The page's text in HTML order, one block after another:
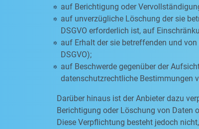
auf Berichtigung oder
auf unverzügliche Löschung der sie
DSGVO erforderlich ist, auf
auf Erhalt der sie betreffenden und
DSGVO);
auf Beschwerde gegenüber der
datenschutzrechtliche Bestimmungen
Darüber hinaus ist der Anbieter dazu
Berichtigung oder Löschung von Daten
Diese Verpflichtung besteht jedoch